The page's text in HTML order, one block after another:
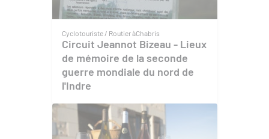
Cyclotouriste / Routier àChabris
Circuit Jeannot Bizeau - Lieux
de mémoire de la seconde
guerre mondiale du nord de
l'Indre